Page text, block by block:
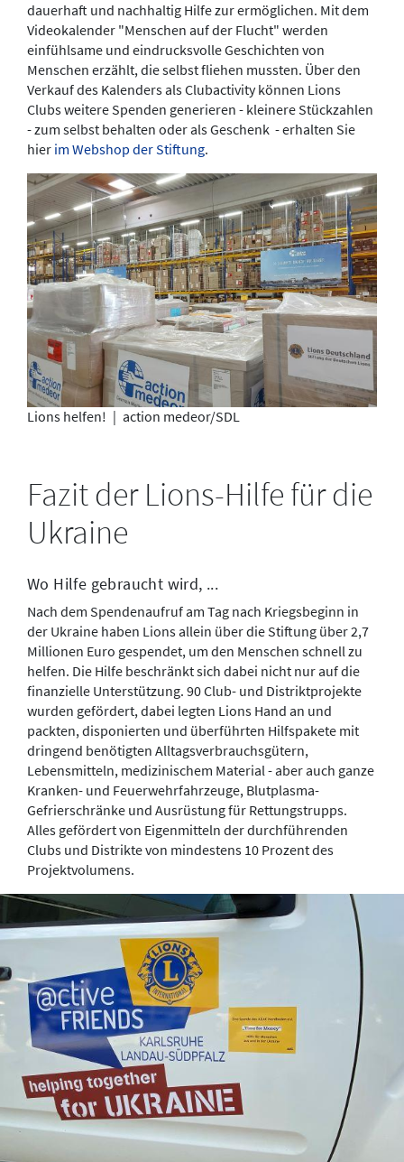
dauerhaft und nachhaltig Hilfe zur ermöglichen. Mit dem
Videokalender "Menschen auf der Flucht" werden
einfühlsame und eindrucksvolle Geschichten von
Menschen erzählt, die selbst fliehen mussten. Über den
Verkauf des Kalenders als Clubactivity können Lions
Clubs weitere Spenden generieren - kleinere Stückzahlen
- zum selbst behalten oder als Geschenk - erhalten Sie
hier im Webshop der Stiftung.
Lions helfen! | action medeor/SDL
Fazit der Lions-Hilfe für die
Ukraine
Wo Hilfe gebraucht wird, ...
Nach dem Spendenaufruf am Tag nach Kriegsbeginn in
der Ukraine haben Lions allein über die Stiftung über 2,7
Millionen Euro gespendet, um den Menschen schnell zu
helfen. Die Hilfe beschränkt sich dabei nicht nur auf die
finanzielle Unterstützung. 90 Club- und Distriktprojekte
wurden gefördert, dabei legten Lions Hand an und
packten, disponierten und überführten Hilfspakete mit
dringend benötigten Alltagsverbrauchsgütern,
Lebensmitteln, medizinischem Material - aber auch ganze
Kranken- und Feuerwehrfahrzeuge, Blutplasma-
Gefrierschränke und Ausrüstung für Rettungstrupps.
Alles gefördert von Eigenmitteln der durchführenden
Clubs und Distrikte von mindestens 10 Prozent des
Projektvolumens.